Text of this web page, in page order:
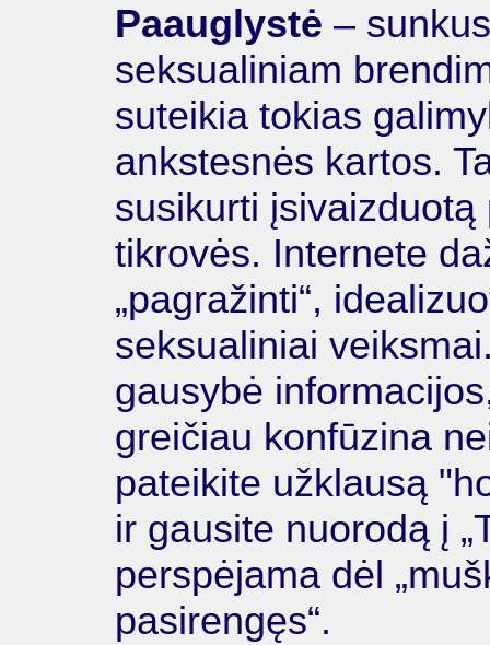
Paauglystė –
seksualiniam
suteikia tokias
ankstesnės kartos.
susikurti
tikrovės. Internete
„pagražinti“,
seksualiniai
gausybė
greičiau konfūzina
pateikite užklausą
ir gausite nuorodą į
perspėjama dėl
pasirengęs“.